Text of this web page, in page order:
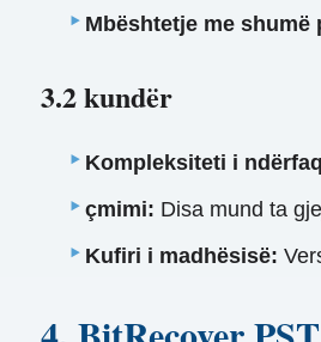
Mbështetje me shumë
3.2 kundër
Kompleksiteti i
çmimi: Disa mund ta
Kufiri i madhësisë: